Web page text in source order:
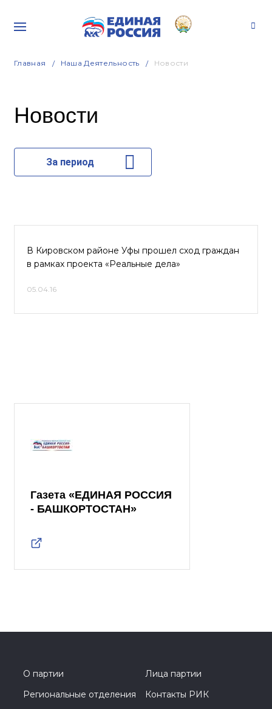
Главная Наша Деятельность Новости
Новости
За период
В Кировском районе Уфы прошел сход граждан
в рамках проекта «Реальные дела»
05.04.16
Газета «ЕДИНАЯ РОССИЯ
- БАШКОРТОСТАН»
О партии
Лица партии
Региональные отделения
Контакты РИК